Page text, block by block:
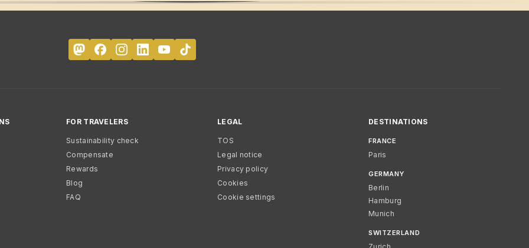
FOR TRAVELERS
Sustainability check
Compensate
Rewards
Blog
FAQ
LEGAL
TOS
Legal notice
Privacy policy
Cookies
Cookie settings
DESTINATIONS
FRANCE
Paris
GERMANY
Berlin
Hamburg
Munich
SWITZERLAND